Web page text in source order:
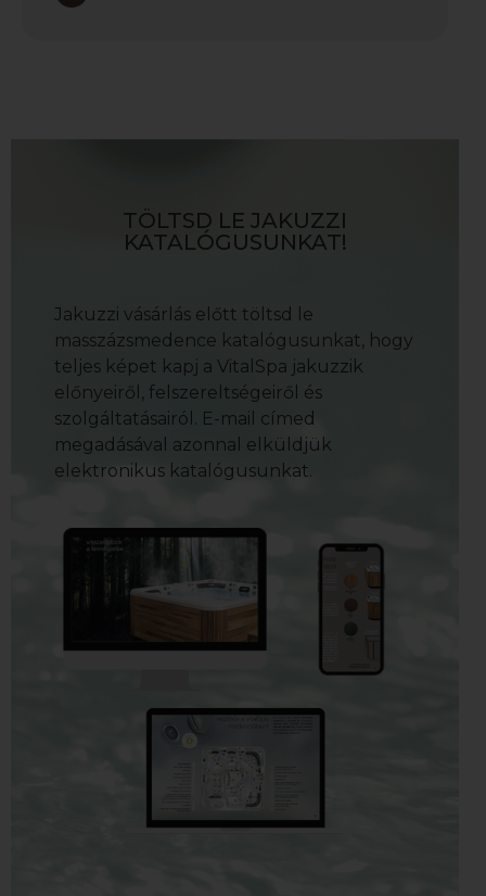
TÖLTSD LE JAKUZZI
KATALÓGUSUNKAT!
Jakuzzi vásárlás előtt töltsd le
masszázsmedence katalógusunkat, hogy
teljes képet kapj a VitalSpa jakuzzik
előnyeiről, felszereltségeiről és
szolgáltatásairól. E-mail címed
megadásával azonnal elküldjük
elektronikus katalógusunkat.